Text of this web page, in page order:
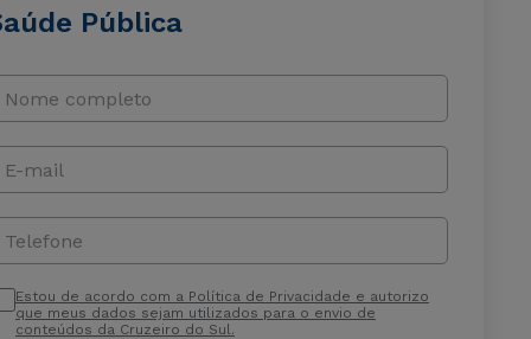
Pública
Nome completo
E-mail
Telefone
Estou de acordo com a Política de Privacidade e autorizo
que meus dados sejam utilizados para o envio de
conteúdos da Cruzeiro do Sul.